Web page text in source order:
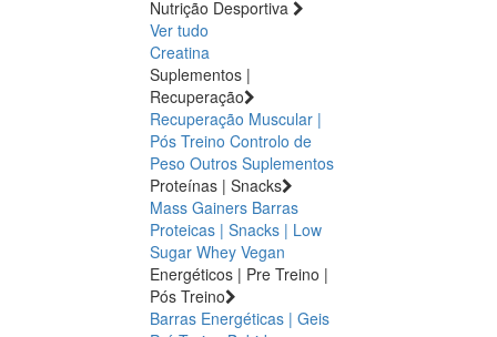
Nutrição Desportiva
Ver tudo
Creatina
Suplementos |
Recuperação
Recuperação Muscular |
Pós Treino Controlo de
Peso Outros Suplementos
Proteínas | Snacks
Mass Gainers Barras
Proteicas | Snacks | Low
Sugar Whey Vegan
Energéticos | Pre Treino |
Pós Treino
Barras Energéticas | Geis